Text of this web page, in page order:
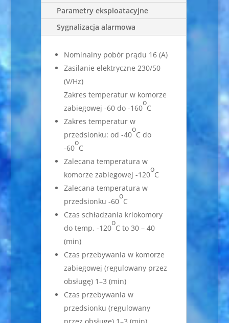
Parametry eksploatacyjne
Sygnalizacja alarmowa
Nominalny pobór prądu 16 (A)
Zasilanie elektryczne 230/50
(V/Hz)
Zakres temperatur w komorze
zabiegowej -60 do -160
o
C
Zakres temperatur w
przedsionku: od -40
o
C do
-60
o
C
Zalecana temperatura w
komorze zabiegowej -120
o
C
Zalecana temperatura w
przedsionku -60
o
C
Czas schładzania kriokomory
do temp. -120
o
C to 30 – 40
(min)
Czas przebywania w komorze
zabiegowej (regulowany przez
obsługę) 1–3 (min)
Czas przebywania w
przedsionku (regulowany